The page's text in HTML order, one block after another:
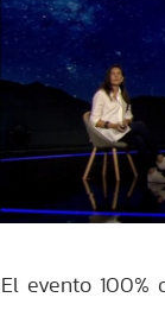
El evento 100%